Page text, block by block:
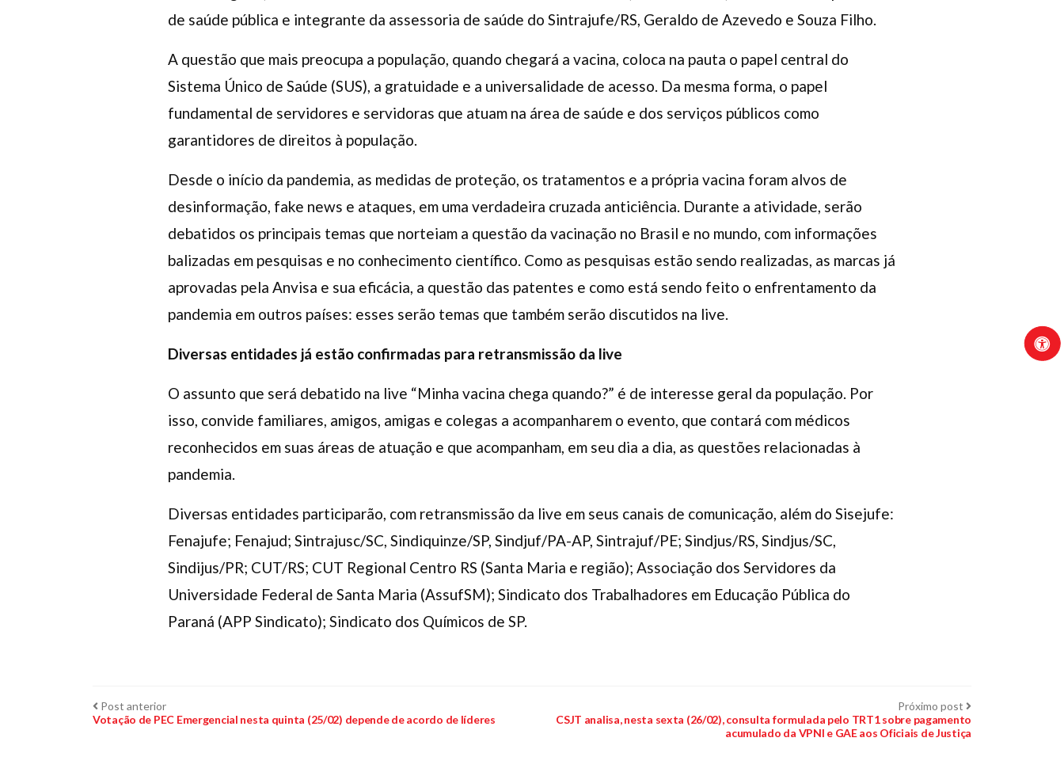
de saúde pública e integrante da assessoria de saúde do Sintrajufe/RS, Geraldo de Azevedo e Souza Filho.
A questão que mais preocupa a população, quando chegará a vacina, coloca na pauta o papel central do
Sistema Único de Saúde (SUS), a gratuidade e a universalidade de acesso. Da mesma forma, o papel
fundamental de servidores e servidoras que atuam na área de saúde e dos serviços públicos como
garantidores de direitos à população.
Desde o início da pandemia, as medidas de proteção, os tratamentos e a própria vacina foram alvos de
desinformação, fake news e ataques, em uma verdadeira cruzada anticiência. Durante a atividade, serão
debatidos os principais temas que norteiam a questão da vacinação no Brasil e no mundo, com informações
balizadas em pesquisas e no conhecimento científico. Como as pesquisas estão sendo realizadas, as marcas já
aprovadas pela Anvisa e sua eficácia, a questão das patentes e como está sendo feito o enfrentamento da
pandemia em outros países: esses serão temas que também serão discutidos na live.
Diversas entidades já estão confirmadas para retransmissão da live
O assunto que será debatido na live “Minha vacina chega quando?” é de interesse geral da população. Por
isso, convide familiares, amigos, amigas e colegas a acompanharem o evento, que contará com médicos
reconhecidos em suas áreas de atuação e que acompanham, em seu dia a dia, as questões relacionadas à
pandemia.
Diversas entidades participarão, com retransmissão da live em seus canais de comunicação, além do Sisejufe:
Fenajufe; Fenajud; Sintrajusc/SC, Sindiquinze/SP, Sindjuf/PA-AP, Sintrajuf/PE; Sindjus/RS, Sindjus/SC,
Sindijus/PR; CUT/RS; CUT Regional Centro RS (Santa Maria e região); Associação dos Servidores da
Universidade Federal de Santa Maria (AssufSM); Sindicato dos Trabalhadores em Educação Pública do
Paraná (APP Sindicato); Sindicato dos Químicos de SP.
Navegação
Post anteriorPost
anterior:
Votação de PEC Emergencial nesta quinta (25/02) depende de acordo de líderes
Próximo post Próximo
CSJT analisa, nesta sexta (26/02), consulta formulada pelo TRT1 sobre pagamento
acumulado da VPNI e GAE aos Oficiais de Justiça